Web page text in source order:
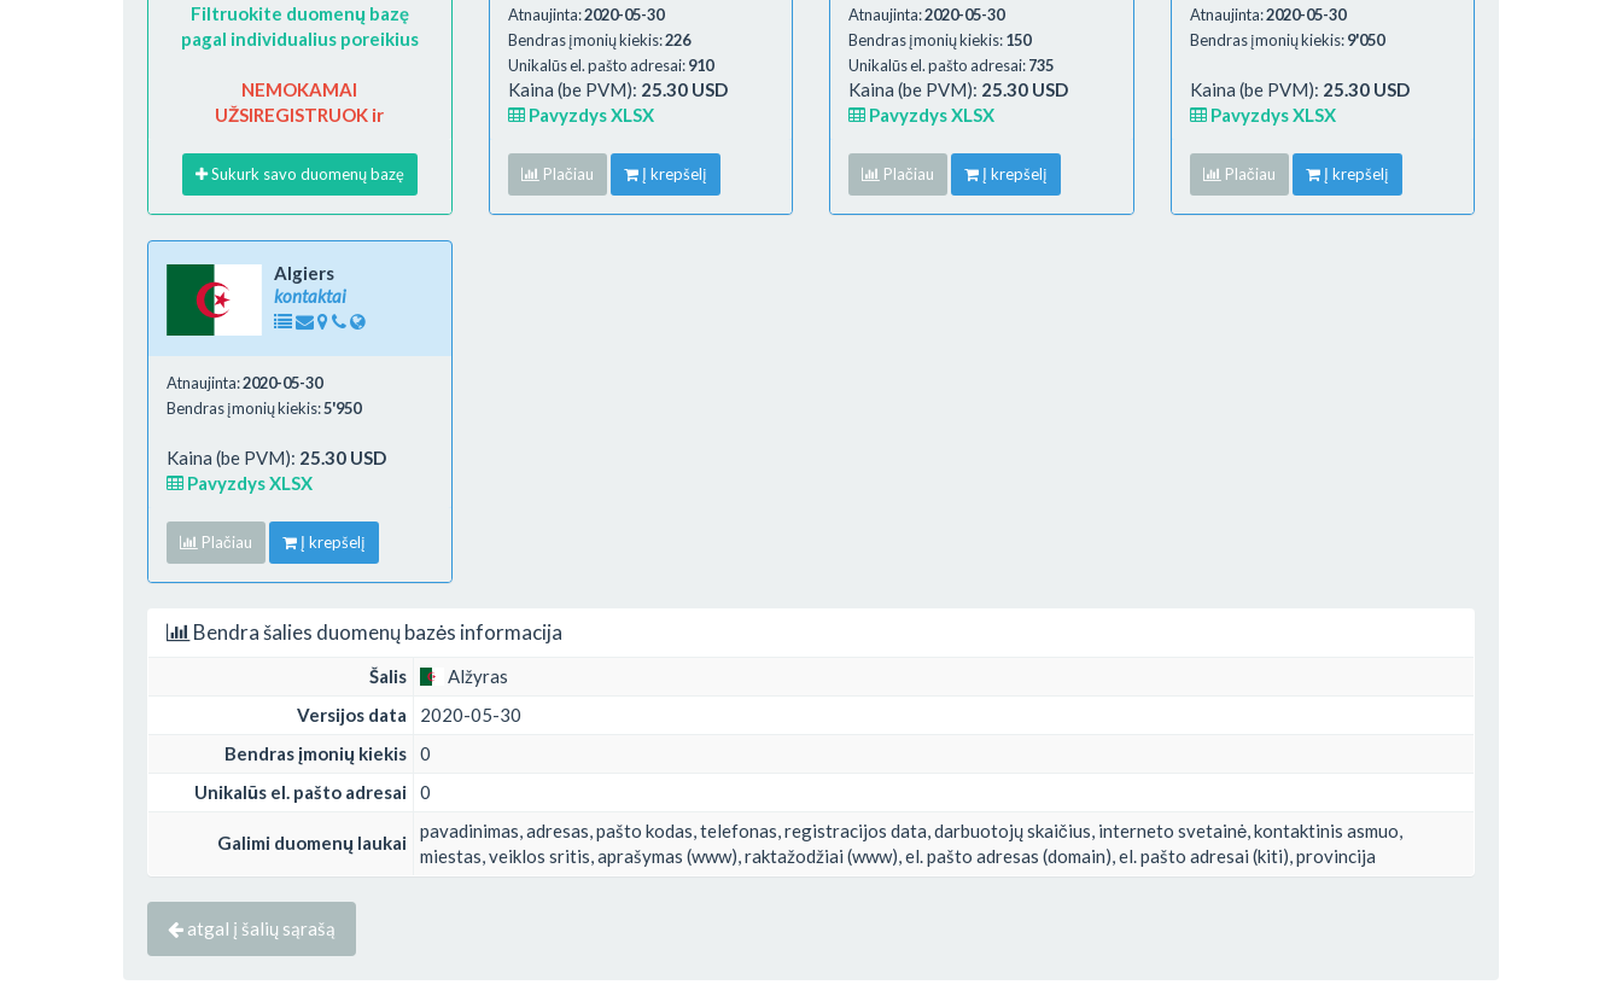
Filtruokite duomenų bazę
pagal individualius poreikius
NEMOKAMAI
UŽSIREGISTRUOK ir
Sukurk savo duomenų bazę
Atnaujinta:2020-05-30
Bendras įmonių kiekis:226
Unikalūs el. pašto adresai:910
Kaina (be PVM): 25.30 USD
Pavyzdys XLSX
Plačiau Į krepšelį
Atnaujinta:2020-05-30
Bendras įmonių kiekis:150
Unikalūs el. pašto adresai:735
Kaina (be PVM): 25.30 USD
Pavyzdys XLSX
Plačiau Į krepšelį
Atnaujinta:2020-05-30
Bendras įmonių kiekis:9'050
Kaina (be PVM): 25.30 USD
Pavyzdys XLSX
Plačiau Į krepšelį
Algiers
kontaktai
Atnaujinta:2020-05-30
Bendras įmonių kiekis:5'950
Kaina (be PVM): 25.30 USD
Pavyzdys XLSX
Plačiau Į krepšelį
Bendra šalies duomenų bazės informacija
Šalis
Alžyras
Versijos data
2020-05-30
Bendras įmonių kiekis
0
Unikalūs el. pašto adresai
0
Galimi duomenų laukai
pavadinimas, adresas, pašto kodas, telefonas, registracijos data, darbuotojų skaičius, interneto svetainė, kontaktinis asmuo,
miestas, veiklos sritis, aprašymas (www), raktažodžiai (www), el. pašto adresas (domain), el. pašto adresai (kiti), provincija
atgal į šalių sąrašą